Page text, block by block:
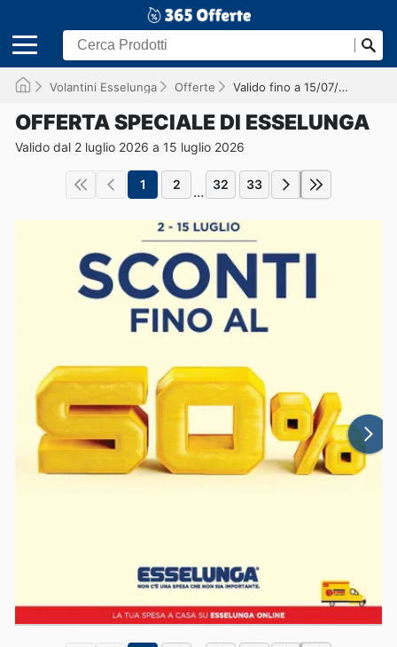
Volantini Esselunga Offerte Valido fino a 15/07/2026
OFFERTA SPECIALE DI ESSELUNGA
Valido dal 2 luglio 2026 a 15 luglio 2026
1 2 ... 32 33